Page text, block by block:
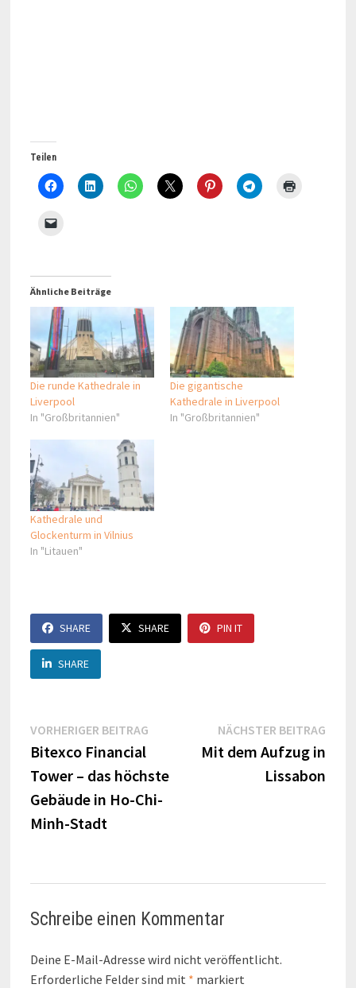
Teilen
Ähnliche Beiträge
Die runde Kathedrale in
Liverpool
In "Großbritannien"
Die gigantische
Kathedrale in Liverpool
In "Großbritannien"
Kathedrale und
Glockenturm in Vilnius
In "Litauen"
SHARE SHARE PIN IT
SHARE
Beitragsnavigation
VORHERIGER BEITRAGVorheriger
Bitexco Financial
Tower – das höchste
Gebäude in Ho-Chi-
Minh-Stadt
NÄCHSTER BEITRAG
Mit dem Aufzug in
Lissabon
Schreibe einen Kommentar
Deine E-Mail-Adresse wird nicht veröffentlicht.
Erforderliche Felder sind mit * markiert